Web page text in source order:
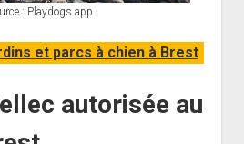
: Playdogs app
et parcs à chien à Brest
autorisée au